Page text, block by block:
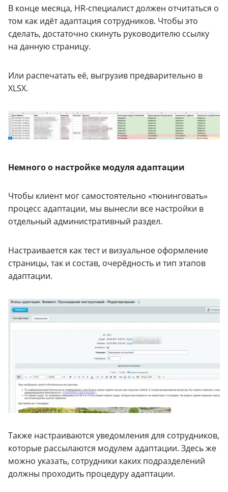
В конце месяца, HR-специалист должен отчитаться о
том как идёт адаптация сотрудников. Чтобы это
сделать, достаточно скинуть руководителю ссылку
на данную страницу.
Или распечатать её, выгрузив предварительно в
XLSX.
Немного о настройке модуля адаптации
Чтобы клиент мог самостоятельно «тюнинговать»
процесс адаптации, мы вынесли все настройки в
отдельный административный раздел.
Настраивается как тест и визуальное оформление
страницы, так и состав, очерёдность и тип этапов
адаптации.
Также настраиваются уведомления для сотрудников,
которые рассылаются модулем адаптации. Здесь же
можно указать, сотрудники каких подразделений
должны проходить процедуру адаптации.